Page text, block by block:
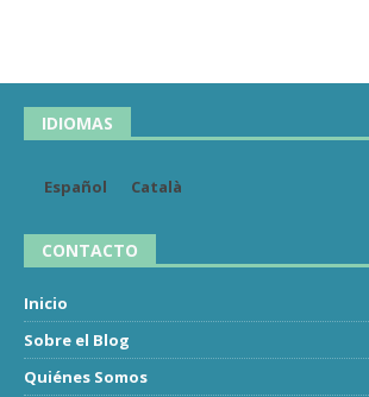
IDIOMAS
Español Català
CONTACTO
Inicio
Sobre el Blog
Quiénes Somos